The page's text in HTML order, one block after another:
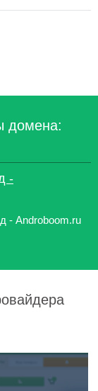
домена:
-
- Androboom.ru